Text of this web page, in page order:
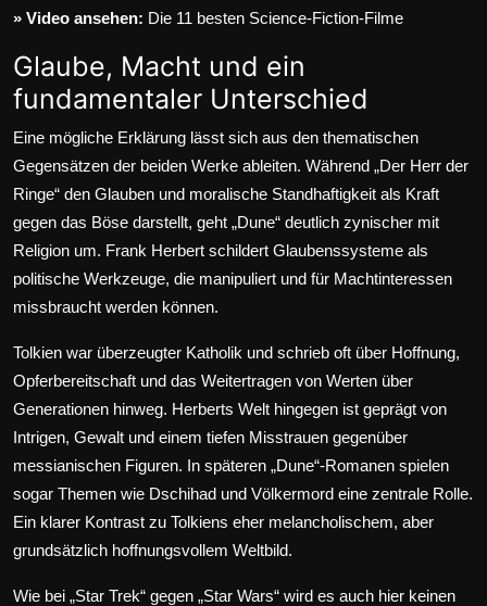
» Video ansehen: Die 11 besten Science-Fiction-Filme
Glaube, Macht und ein
fundamentaler Unterschied
Eine mögliche Erklärung lässt sich aus den thematischen
Gegensätzen der beiden Werke ableiten. Während „Der Herr der
Ringe“ den Glauben und moralische Standhaftigkeit als Kraft
gegen das Böse darstellt, geht „Dune“ deutlich zynischer mit
Religion um. Frank Herbert schildert Glaubenssysteme als
politische Werkzeuge, die manipuliert und für Machtinteressen
missbraucht werden können.
Tolkien war überzeugter Katholik und schrieb oft über Hoffnung,
Opferbereitschaft und das Weitertragen von Werten über
Generationen hinweg. Herberts Welt hingegen ist geprägt von
Intrigen, Gewalt und einem tiefen Misstrauen gegenüber
messianischen Figuren. In späteren „Dune“-Romanen spielen
sogar Themen wie Dschihad und Völkermord eine zentrale Rolle.
Ein klarer Kontrast zu Tolkiens eher melancholischem, aber
grundsätzlich hoffnungsvollem Weltbild.
Wie bei „Star Trek“ gegen „Star Wars“ wird es auch hier keinen